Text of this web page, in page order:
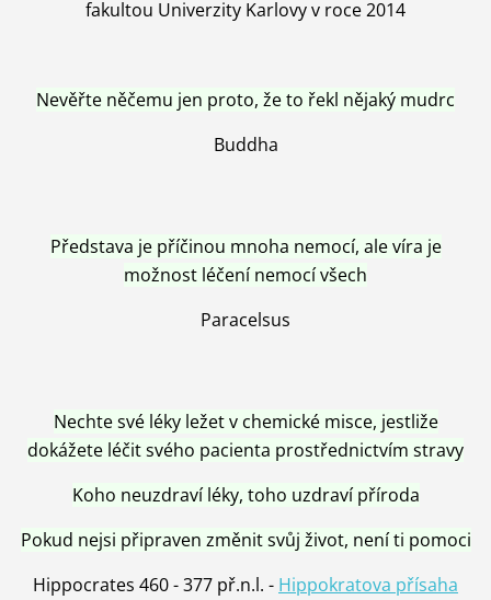
fakultou Univerzity Karlovy v roce 2014
Nevěřte něčemu jen proto, že to řekl nějaký mudrc
Buddha
Představa je příčinou mnoha nemocí, ale víra je
možnost léčení nemocí všech
Paracelsus
Nechte své léky ležet v chemické misce, jestliže
dokážete léčit svého pacienta prostřednictvím stravy
Koho neuzdraví léky, toho uzdraví příroda
Pokud nejsi připraven změnit svůj život, není ti pomoci
Hippocrates 460 - 377 př.n.l. - Hippokratova přísaha